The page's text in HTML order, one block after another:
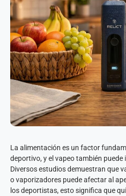
La alimentación es un factor
deportivo, y el vapeo también puede
Diversos estudios demuestran que
o vaporizadores puede afectar al
los deportistas, esto significa que